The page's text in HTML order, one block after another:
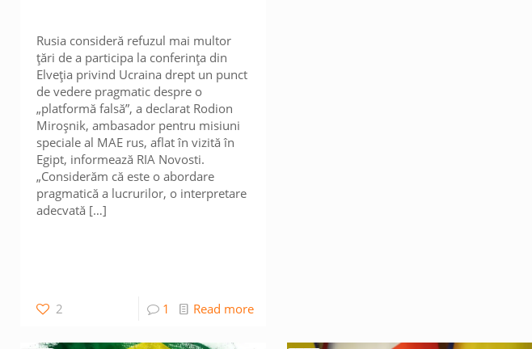
Rusia consideră refuzul mai multor
țări de a participa la conferința din
Elveția privind Ucraina drept un punct
de vedere pragmatic despre o
„platformă falsă”, a declarat Rodion
Miroșnik, ambasador pentru misiuni
speciale al MAE rus, aflat în vizită în
Egipt, informează RIA Novosti.
„Considerăm că este o abordare
pragmatică a lucrurilor, o interpretare
adecvată […]
2 1 Read more